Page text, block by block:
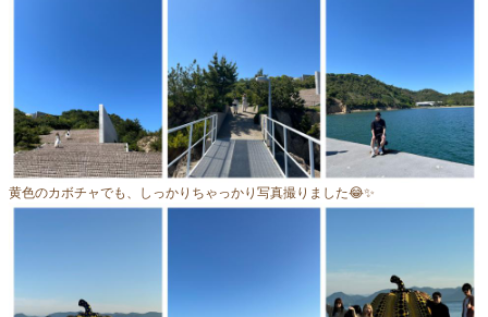
黄色のカボチャでも、しっかりちゃっかり写真撮りました😂✨